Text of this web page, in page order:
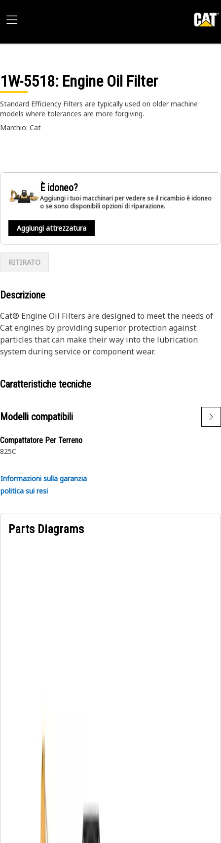
1W-5518: Engine Oil Filter
Standard Efficiency Filters are typically used on older machine
models where tolerances are more forgiving.
Marchio: Cat
È idoneo?
Aggiungi i tuoi macchinari per vedere se il ricambio è idoneo
o se sono disponibili opzioni di riparazione.
Aggiungi attrezzatura
RITIRATO
Descrizione
Cat® Engine Oil Filters are designed to meet the needs of
Cat engines by providing superior protection against
particles that can make their way into the lubrication
system during service or component wear.
Caratteristiche tecniche
Modelli compatibili
Compattatore Per Terreno
825C
Informazioni sulla garanzia
politica sui resi
Parts Diagrams